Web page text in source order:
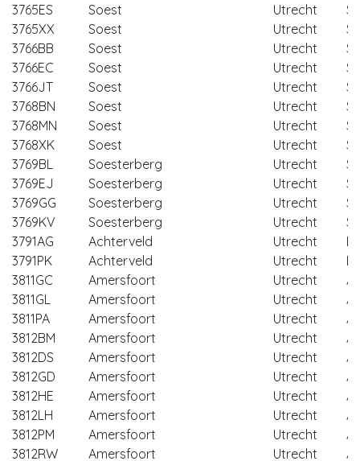
3765ES
Soest Utrecht
3765XX
Soest Utrecht
3766BB
Soest Utrecht
3766EC
Soest Utrecht
3766JT
Soest Utrecht
3768BN
Soest Utrecht
3768MN
Soest Utrecht
3768XK
Soest Utrecht
3769BL
Soesterberg Utrecht
3769EJ
Soesterberg Utrecht
3769GG
Soesterberg Utrecht
3769KV
Soesterberg Utrecht
3791AG
Achterveld Utrecht
3791PK
Achterveld Utrecht
3811GC
Amersfoort Utrecht
3811GL
Amersfoort Utrecht
3811PA
Amersfoort Utrecht
3812BM
Amersfoort Utrecht
3812DS
Amersfoort Utrecht
3812GD
Amersfoort Utrecht
3812HE
Amersfoort Utrecht
3812LH
Amersfoort Utrecht
3812PM
Amersfoort Utrecht
3812RW
Amersfoort Utrecht